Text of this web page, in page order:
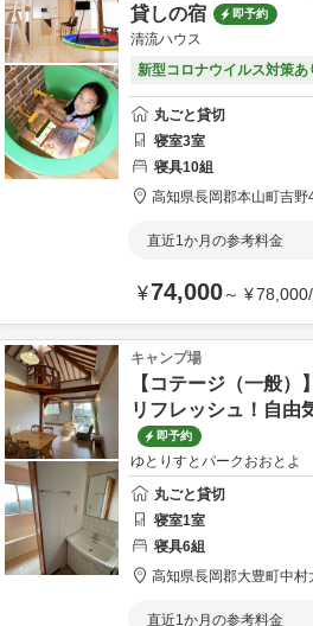
貸しの宿
即予約
清流ハウス
新型コロナウイルス対策あ
丸ごと貸切
寝室3室
寝具10組
高知県長岡郡本山町吉野
直近1か月の参考料金
¥74,000～ ¥78,000/
キャンプ場
【コテージ（一般
リフレッシュ！自由
即予約
ゆとりすとパークおおとよ
丸ごと貸切
寝室1室
寝具6組
高知県長岡郡大豊町中
直近1か月の参考料金